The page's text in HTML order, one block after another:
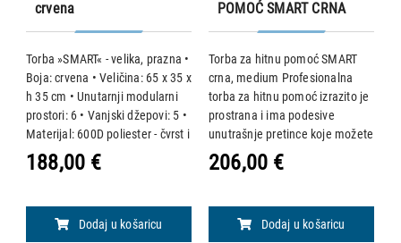
crvena
Torba »SMART« - velika, prazna •
Boja: crvena • Veličina: 65 x 35 x
h 35 cm • Unutarnji modularni
prostori: 6 • Vanjski džepovi: 5 •
Materijal: 600D poliester - čvrst i
vodootporan Opis proizvoda: •
Profesionalna torba za hitne
188,00 €
Dodaj u košaricu
POMOĆ SMART CRNA
MEDIUM
Torba za hitnu pomoć SMART
crna, medium Profesionalna
torba za hitnu pomoć izrazito je
prostrana i ima podesive
unutrašnje pretince koje možete
prilagođavati svojim
potrebama. Torba ima i vanjske
proziran pretinac.
206,00 €
Dodaj u košaricu